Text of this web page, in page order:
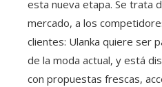
esta nueva etapa. Se trata
mercado, a los
clientes: Ulanka quiere ser
de la moda actual, y está
con propuestas frescas,